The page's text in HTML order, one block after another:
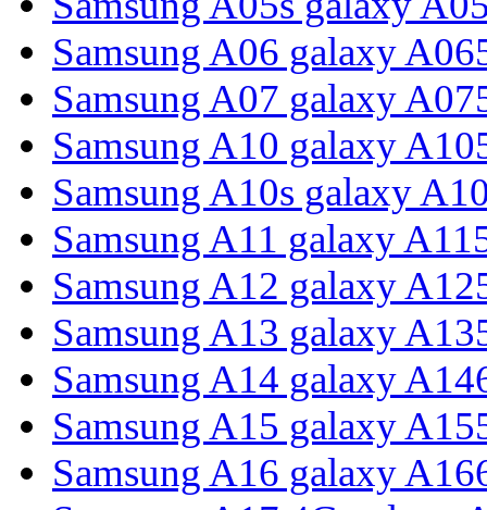
Samsung A06 galaxy
Samsung A07 galaxy
Samsung A10 galaxy
Samsung A10s galaxy
Samsung A11 galaxy
Samsung A12 galaxy
Samsung A13 galaxy
Samsung A14 galaxy
Samsung A15 galaxy
Samsung A16 galaxy